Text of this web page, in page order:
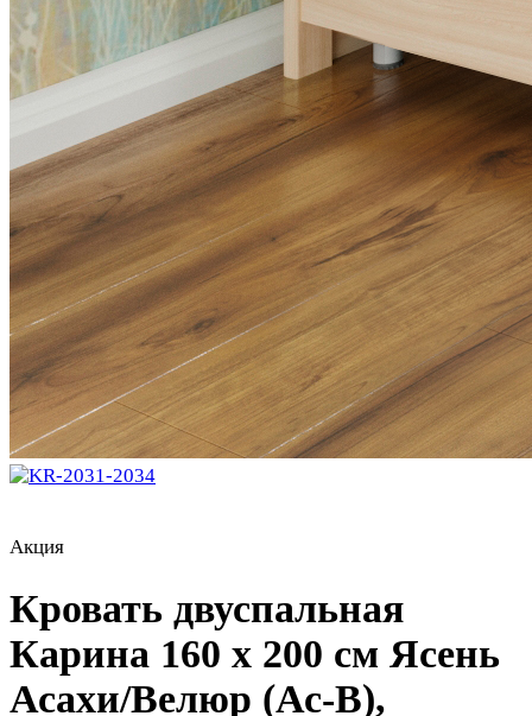
Акция
Кровать двуспальная
Карина 160 х 200 см Ясень
Асахи/Велюр (Ас-В),